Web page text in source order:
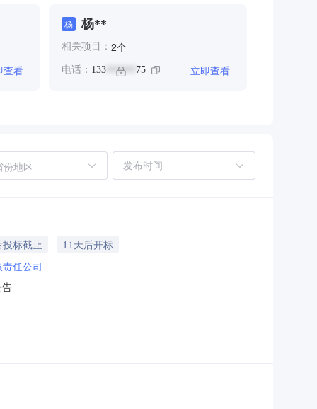
查看
杨 杨**
相关项目： 2个
电话： 133****** 75 立即查看
份地区
标截止
11天后开标
任公司